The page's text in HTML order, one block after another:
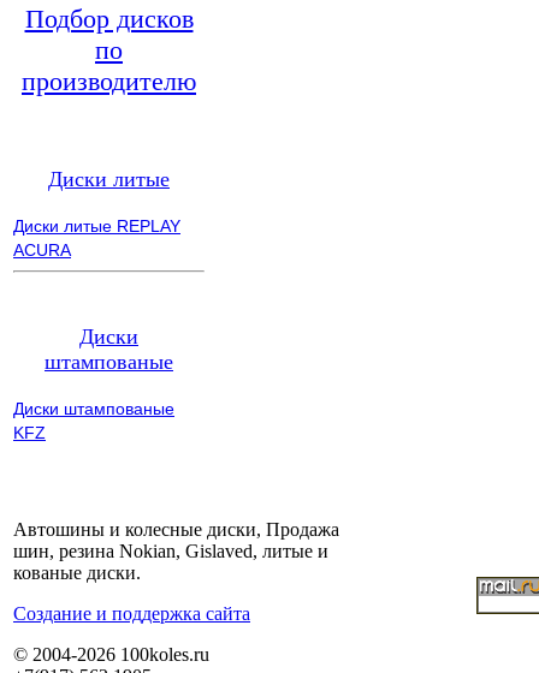
Подбор дисков
по
производителю
Диски литые
Диски литые REPLAY
ACURA
Диски
штампованые
Диски штампованые
KFZ
Автошины и колесные диски, Продажа
шин, резина Nokian, Gislaved, литые и
кованые диски.
Cоздание и поддержка сайта
© 2004-2026 100koles.ru